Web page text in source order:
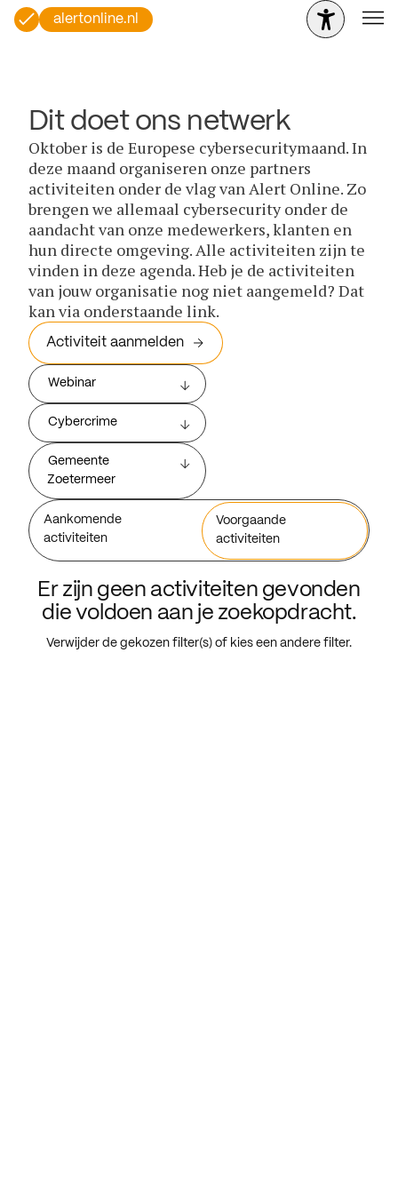
alertonline.nl
Dit doet ons netwerk
Oktober is de Europese cybersecuritymaand. In
deze maand organiseren onze partners
activiteiten onder de vlag van Alert Online. Zo
brengen we allemaal cybersecurity onder de
aandacht van onze medewerkers, klanten en
hun directe omgeving. Alle activiteiten zijn te
vinden in deze agenda. Heb je de activiteiten
van jouw organisatie nog niet aangemeld? Dat
kan via onderstaande link.
Activiteit aanmelden
Webinar
Cybercrime
Gemeente
Zoetermeer
Aankomende
activiteiten
Voorgaande
activiteiten
Er zijn geen activiteiten gevonden
die voldoen aan je zoekopdracht.
Verwijder de gekozen filter(s) of kies een andere filter.